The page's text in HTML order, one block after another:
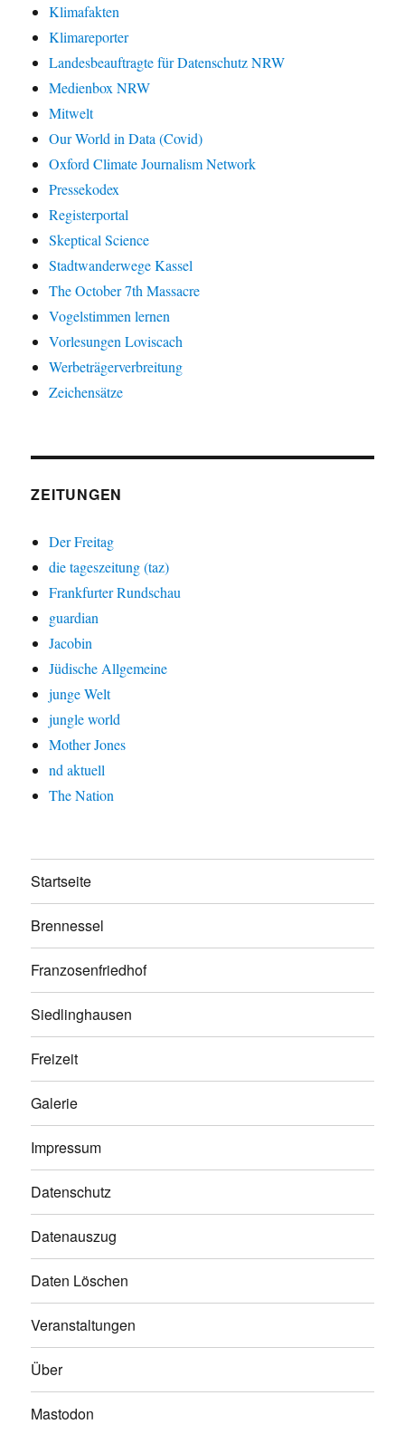
Klimafakten
Klimareporter
Landesbeauftragte für Datenschutz NRW
Medienbox NRW
Mitwelt
Our World in Data (Covid)
Oxford Climate Journalism Network
Pressekodex
Registerportal
Skeptical Science
Stadtwanderwege Kassel
The October 7th Massacre
Vogelstimmen lernen
Vorlesungen Loviscach
Werbeträgerverbreitung
Zeichensätze
ZEITUNGEN
Der Freitag
die tageszeitung (taz)
Frankfurter Rundschau
guardian
Jacobin
Jüdische Allgemeine
junge Welt
jungle world
Mother Jones
nd aktuell
The Nation
Startseite
Brennessel
Franzosenfriedhof
Siedlinghausen
Freizeit
Galerie
Impressum
Datenschutz
Datenauszug
Daten Löschen
Veranstaltungen
Über
Mastodon